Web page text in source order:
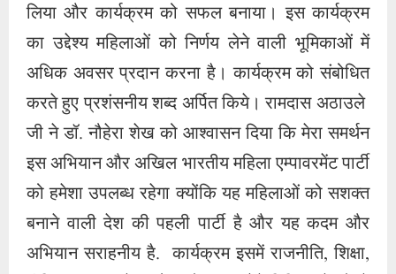
लिया और कार्यक्रम को सफल बनाया। इस कार्यक्रम
का उद्देश्य महिलाओं को निर्णय लेने वाली भूमिकाओं में
अधिक अवसर प्रदान करना है। कार्यक्रम को संबोधित
करते हुए प्रशंसनीय शब्द अर्पित किये। रामदास अठाउले ​​
जी ने डॉ. नौहेरा शेख को आश्वासन दिया कि मेरा समर्थन
इस अभियान और अखिल भारतीय महिला एम्पावरमेंट पार्टी
को हमेशा उपलब्ध रहेगा क्योंकि यह महिलाओं को सशक्त
बनाने वाली देश की पहली पार्टी है और यह कदम और
अभियान सराहनीय है. कार्यक्रम इसमें राजनीति, शिक्षा,